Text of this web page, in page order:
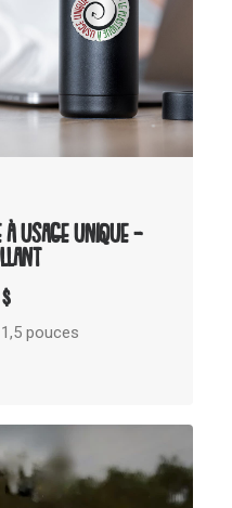
usage unique –
$
pouces